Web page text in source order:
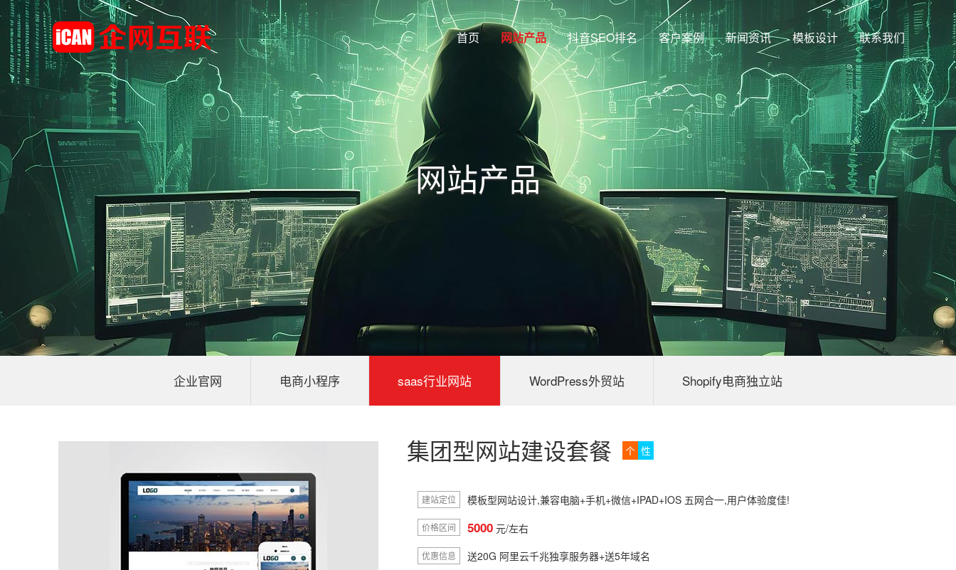
首页 网站产品 抖音SEO排名 客户案例 新闻资讯 模板设计 联系我们
网站产品
企业官网 电商小程序 saas行业网站 WordPress外贸站 Shopify电商独立站
集团型网站建设套餐 个 性
建站定位 模板型网站设计,兼容电脑+手机+微信+IPAD+IOS 五网合一,用户体验度佳!
价格区间 5000 元/左右
优惠信息 送20G 阿里云千兆独享服务器+送5年域名